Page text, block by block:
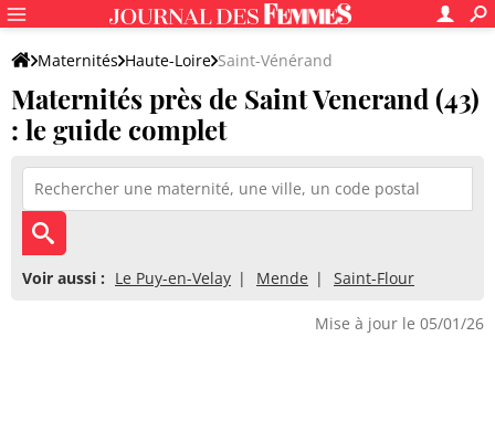
Maternités Haute-Loire Saint-Vénérand
Maternités près de Saint Venerand (43)
: le guide complet
Voir aussi : Le Puy-en-Velay Mende Saint-Flour
Mise à jour le 05/01/26